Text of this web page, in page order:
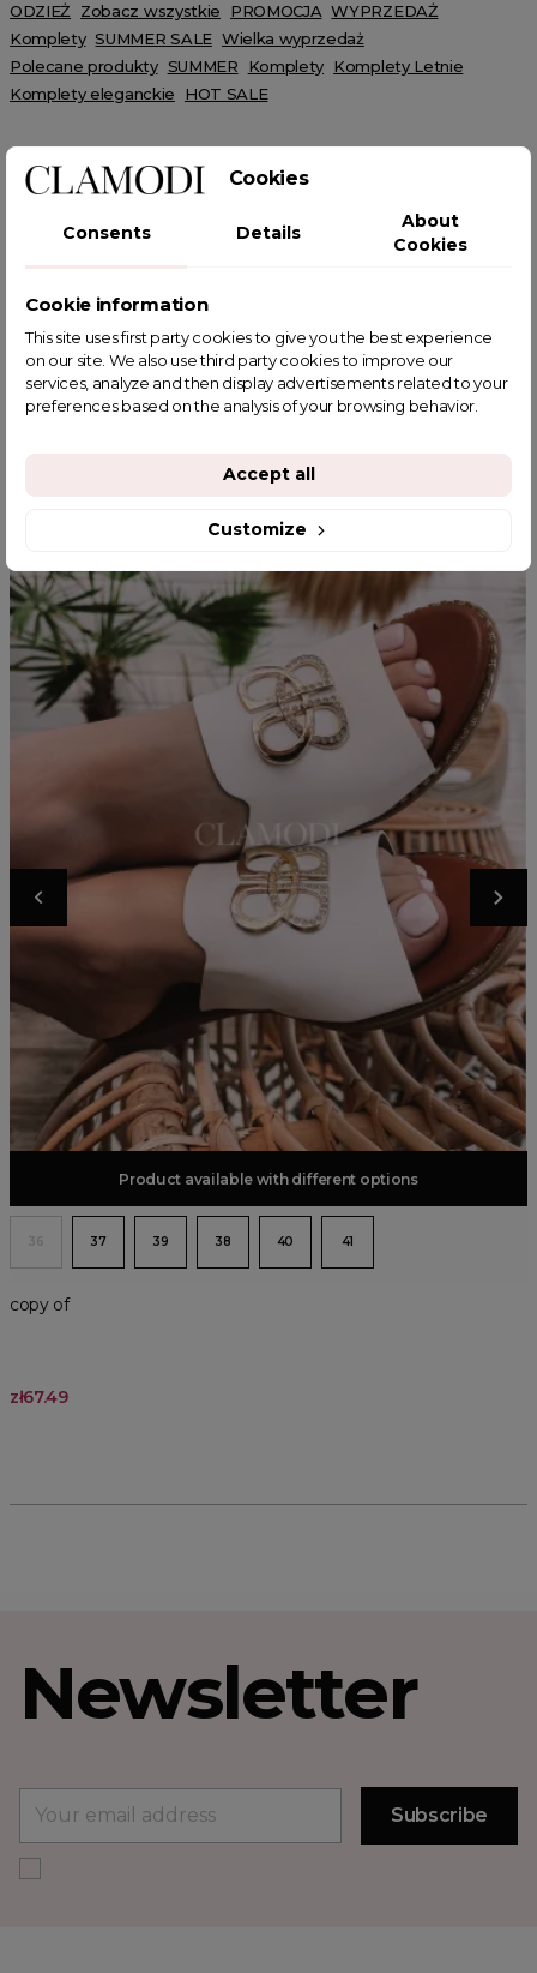
ODZIEŻ Zobacz wszystkie PROMOCJA WYPRZEDAŻ
Komplety SUMMER SALE Wielka wyprzedaż
Polecane produkty SUMMER Komplety Komplety Letnie
Komplety eleganckie
HOT SALE
YOU MIGHT ALSO LIKE
Add to basket
Product available with different options
36 37 39 38 40 41
copy of
zł67.49
Newsletter
Cookies
Consents Details
About
Cookies
Cookie information
This site uses first party cookies to give you the best experience
on our site. We also use third party cookies to improve our
services, analyze and then display advertisements related to your
preferences based on the analysis of your browsing behavior.
Customize
Accept all